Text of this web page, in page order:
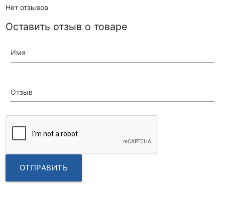
Нет отзывов
Оставить отзыв о товаре
Имя
Отзыв
ОТПРАВИТЬ